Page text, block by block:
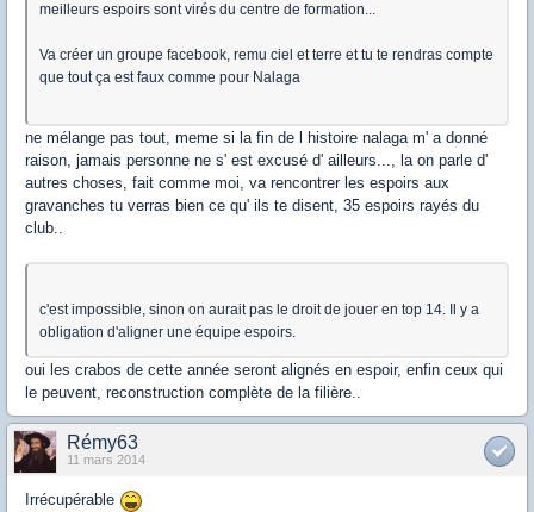
meilleurs espoirs sont virés du centre de formation...
Va créer un groupe facebook, remu ciel et terre et tu te rendras compte
que tout ça est faux comme pour Nalaga
ne mélange pas tout, meme si la fin de l histoire nalaga m' a donné
raison, jamais personne ne s' est excusé d' ailleurs..., la on parle d'
autres choses, fait comme moi, va rencontrer les espoirs aux
gravanches tu verras bien ce qu' ils te disent, 35 espoirs rayés du
club..
c'est impossible, sinon on aurait pas le droit de jouer en top 14. Il y a
obligation d'aligner une équipe espoirs.
oui les crabos de cette année seront alignés en espoir, enfin ceux qui
le peuvent, reconstruction complète de la filière..
Rémy63
11 mars 2014
Irrécupérable